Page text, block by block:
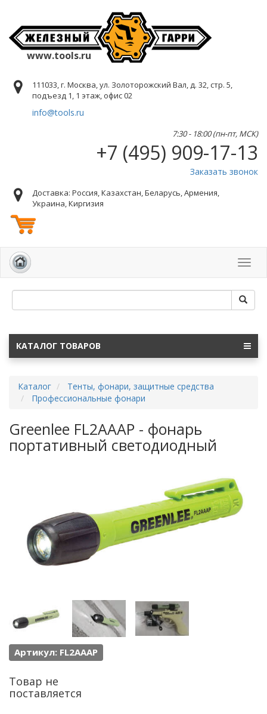
www.tools.ru
111033, г. Москва, ул. Золоторожский Вал, д. 32, стр. 5,
подъезд 1, 1 этаж, офис 02
info@tools.ru
7:30 - 18:00 (пн-пт, МСК)
+7 (495) 909-17-13
Заказать звонок
Доставка: Россия, Казахстан, Беларусь, Армения,
Украина, Киргизия
КАТАЛОГ ТОВАРОВ
Каталог
Тенты, фонари, защитные средства
Профессиональные фонари
Greenlee FL2AAAP - фонарь
портативный светодиодный
Артикул: FL2AAAP
Товар не
поставляется